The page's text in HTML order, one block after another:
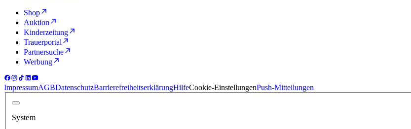
Shop
Auktion
Kinderzeitung
Trauerportal
Partnersuche
Werbung
ImpressumAGBDatenschutzBarrierefreiheitserklärungHilfeCookie-EinstellungenPush-Mitteilungen
System